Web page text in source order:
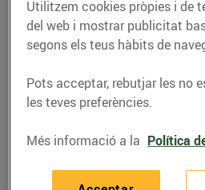
936619831
10/08/2026 Dilluns
Utilitzem cookies pròpies i de
del web i mostrar publicitat
segons els teus hàbits de
Pots acceptar, rebutjar les no
les teves preferències.
Més informació a la Política